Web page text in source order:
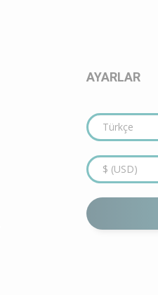
AYARLAR